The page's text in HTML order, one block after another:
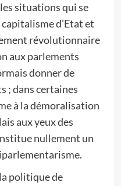
situations qui se
d’Etat et
révolutionnaire
aux parlements
donner de
; dans certaines
à la démoralisation
aux yeux des
nullement un
politique de